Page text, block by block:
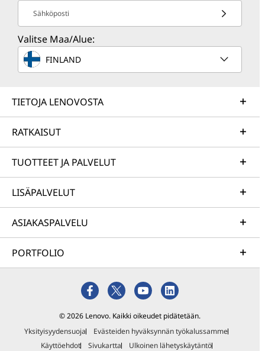
Sähköposti
Valitse Maa/Alue:
FINLAND
TIETOJA LENOVOSTA
RATKAISUT
TUOTTEET JA PALVELUT
LISÄPALVELUT
ASIAKASPALVELU
PORTFOLIO
© 2026 Lenovo. Kaikki oikeudet pidätetään.
Yksityisyydensuoja
Evästeiden hyväksynnän työkalussamme
Käyttöehdot
Sivukartta Ulkoinen lähetyskäytäntö